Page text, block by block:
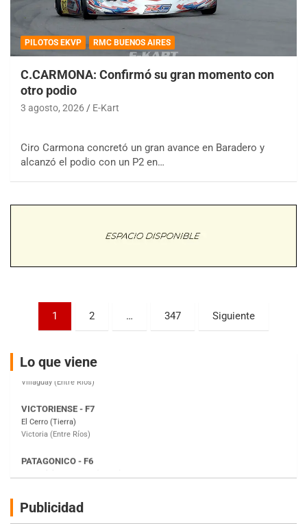
PILOTOS EKVP RMC BUENOS AIRES
C.CARMONA: Confirmó su gran momento con
otro podio
3 agosto, 2026 E-Kart
Ciro Carmona concretó un gran avance en Baradero y
alcanzó el podio con un P2 en…
Paginación
entradas
1 2 … 347 Siguiente
Lo que viene
COBERTURA ESPECIAL DE E-KART.COM.AR
08/09-AGO
Trenque Lauquen (Buenos Aires)
Villaguay (Entre Ríos)
El Cerro (Tierra)
Victoria (Entre Ríos)
Moto Club Reginense (Tierra)
Gral. E. Godoy (Río Negro)
Juventud Unida (Tierra)
Humboldt (Santa Fe)
NORESTE SANTAFESINO - F6
Ciudad de Avellaneda (Asfalto)
Publicidad